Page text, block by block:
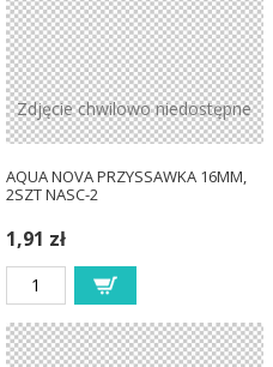
Zdjęcie chwilowo niedostępne
AQUA NOVA PRZYSSAWKA 16MM,
2SZT NASC-2
1,91 zł